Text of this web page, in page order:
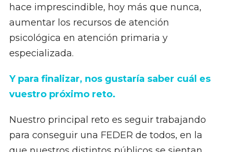
hace imprescindible, hoy más que nunca,
aumentar los recursos de atención
psicológica en atención primaria y
especializada.
Y para finalizar, nos gustaría saber cuál es
vuestro próximo reto.
Nuestro principal reto es seguir trabajando
para conseguir una FEDER de todos, en la